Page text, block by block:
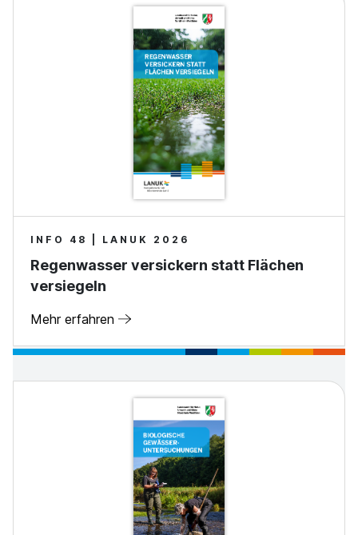
INFO 48 | LANUK 2026
Regenwasser versickern statt Flächen
versiegeln
Mehr erfahren